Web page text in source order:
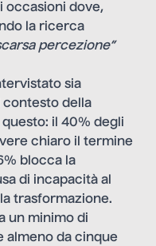
occasioni dove,
la ricerca
percezione”
sia
contesto della
il 40% degli
chiaro il termine
blocca la
di incapacità al
trasformazione.
un minimo di
almeno da cinque